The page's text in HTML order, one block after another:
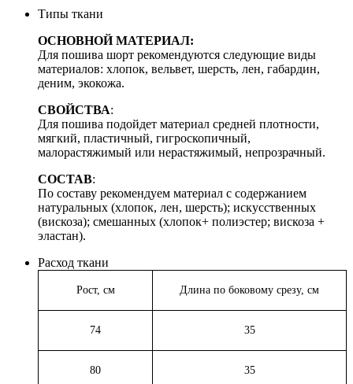
Типы ткани
ОСНОВНОЙ МАТЕРИАЛ:
Для пошива шорт рекомендуются следующие виды
материалов: хлопок, вельвет, шерсть, лен, габардин,
деним, экокожа.
СВОЙСТВА:
Для пошива подойдет материал средней плотности,
мягкий, пластичный, гигроскопичный,
малорастяжимый или нерастяжимый, непрозрачный.
СОСТАВ:
По составу рекомендуем материал с содержанием
натуральных (хлопок, лен, шерсть); искусственных
(вискоза); смешанных (хлопок+ полиэстер; вискоза +
эластан).
Расход ткани
Рост, см Длина по боковому срезу, см
74 35
80 35